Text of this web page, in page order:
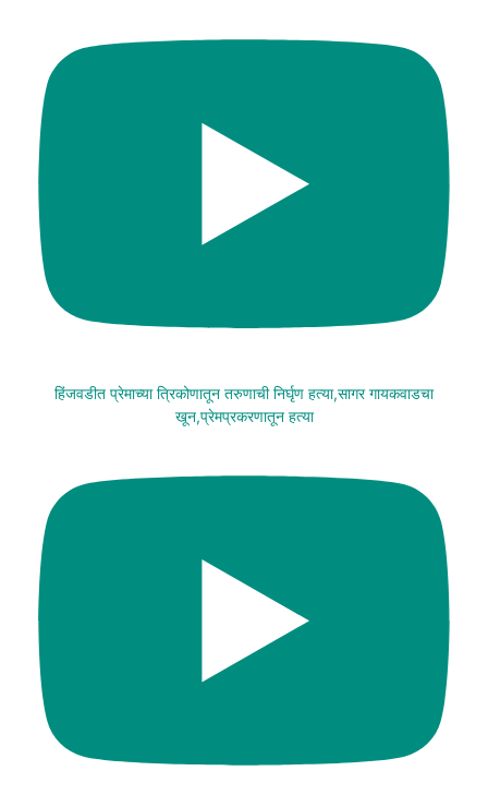
हिंजवडीत प्रेमाच्या त्रिकोणातून तरुणाची निर्घृण हत्या,सागर गायकवाडचा
खून,प्रेमप्रकरणातून हत्या